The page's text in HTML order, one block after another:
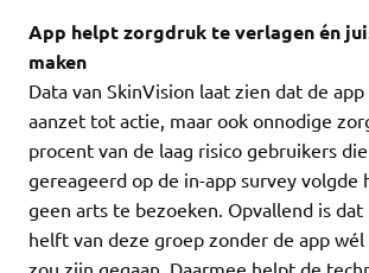
App helpt zorgdruk te verlagen én
maken
Data van SkinVision laat zien dat de
aanzet tot actie, maar ook onnodige
procent van de laag risico gebruikers
gereageerd op de in-app survey volgde
geen arts te bezoeken. Opvallend is dat
helft van deze groep zonder de app wél
zou zijn gegaan. Daarmee helpt de